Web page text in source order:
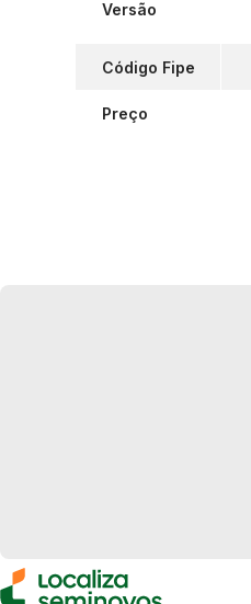
Versão
Código Fipe
Preço